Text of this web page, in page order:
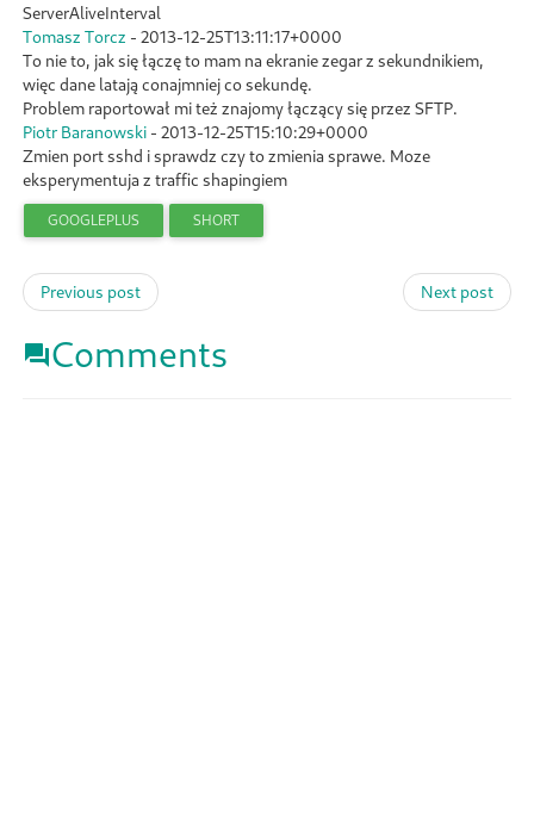
ServerAliveInterval
Tomasz Torcz - 2013-12-25T13:11:17+0000
To nie to, jak się łączę to mam na ekranie zegar z sekundnikiem,
więc dane latają conajmniej co sekundę.
Problem raportował mi też znajomy łączący się przez SFTP.
Piotr Baranowski - 2013-12-25T15:10:29+0000
Zmien port sshd i sprawdz czy to zmienia sprawe. Moze
eksperymentuja z traffic shapingiem
GOOGLEPLUS SHORT
Previous post Next post
Comments